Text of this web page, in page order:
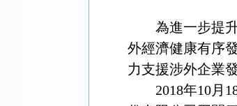
為進一步提
外經濟健康有序
力支援涉外企業發
2018年10月